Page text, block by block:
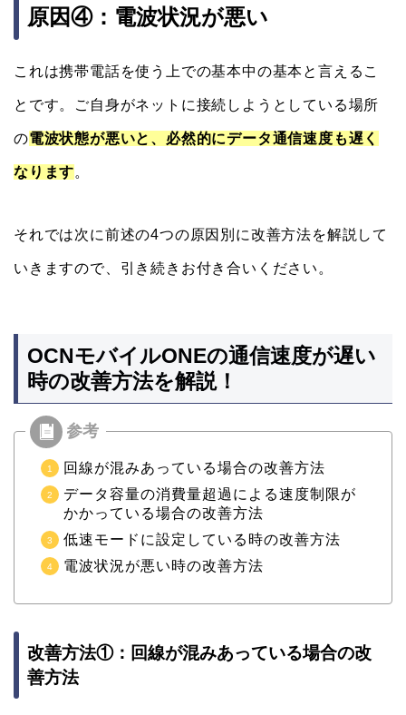
原因④：電波状況が悪い
これは携帯電話を使う上での基本中の基本と言えるこ
とです。ご自身がネットに接続しようとしている場所
の電波状態が悪いと、必然的にデータ通信速度も遅く
なります。
それでは次に前述の4つの原因別に改善方法を解説して
いきますので、引き続きお付き合いください。
OCNモバイルONEの通信速度が遅い
時の改善方法を解説！
回線が混みあっている場合の改善方法
データ容量の消費量超過による速度制限が
かかっている場合の改善方法
低速モードに設定している時の改善方法
電波状況が悪い時の改善方法
改善方法①：回線が混みあっている場合の改
善方法